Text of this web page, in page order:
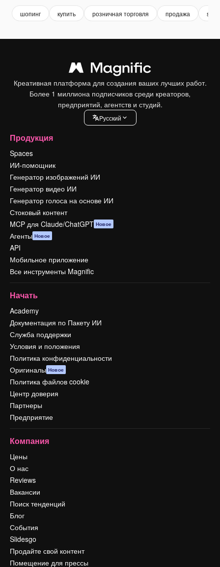
шопинг купить розничная торговля продажа sale
Креативная платформа для создания ваших лучших работ.
Более 1 миллиона подписчиков среди креаторов,
предприятий, агентств и студий.
Pусский
Продукция
Spaces
ИИ-помощник
Генератор изображений ИИ
Генератор видео ИИ
Генератор голоса на основе ИИ
Стоковый контент
MCP для Claude/ChatGPT Новое
Агенты Новое
API
Мобильное приложение
Все инструменты Magnific
Начать
Academy
Документация по Пакету ИИ
Служба поддержки
Условия и положения
Политика конфиденциальности
Оригиналы Новое
Политика файлов cookie
Центр доверия
Партнеры
Предприятие
Компания
Цены
О нас
Reviews
Вакансии
Поиск тенденций
Блог
События
Slidesgo
Продайте свой контент
Помещение для прессы